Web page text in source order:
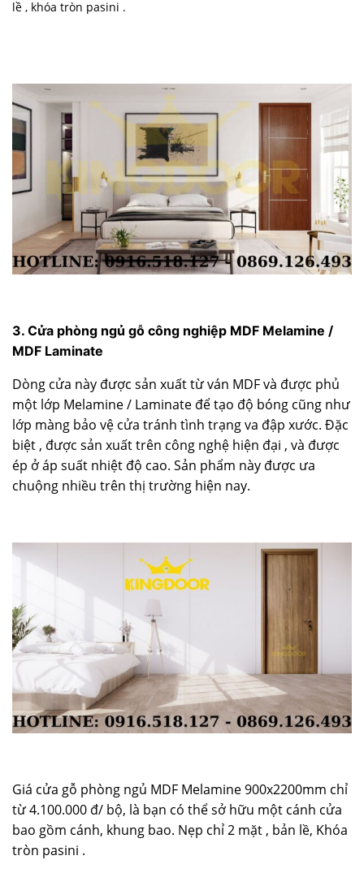
lề , khóa tròn pasini .
3. Cửa phòng ngủ gỗ công nghiệp MDF Melamine /
MDF Laminate
Dòng cửa này được sản xuất từ ván MDF và được phủ
một lớp Melamine / Laminate để tạo độ bóng cũng như
lớp màng bảo vệ cửa tránh tình trạng va đập xước. Đặc
biệt , được sản xuất trên công nghệ hiện đại , và được
ép ở áp suất nhiệt độ cao. Sản phẩm này được ưa
chuộng nhiều trên thị trường hiện nay.
Giá cửa gỗ phòng ngủ MDF Melamine 900x2200mm chỉ
từ 4.100.000 đ/ bộ, là bạn có thể sở hữu một cánh cửa
bao gồm cánh, khung bao. Nẹp chỉ 2 mặt , bản lề, Khóa
tròn pasini .